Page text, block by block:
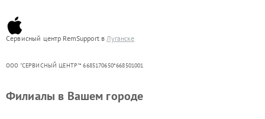
Сервисный центр RemSupport вЛуганске
ООО "СЕРВИСНЫЙ ЦЕНТР"* 6685170650*668501001
Филиалы в Вашем городе